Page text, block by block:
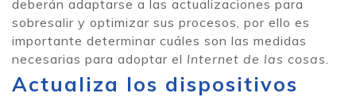
deberán adaptarse a las actualizaciones para
sobresalir y optimizar sus procesos, por ello es
importante determinar cuáles son las medidas
necesarias para adoptar el Internet de las cosas.
Actualiza los dispositivos